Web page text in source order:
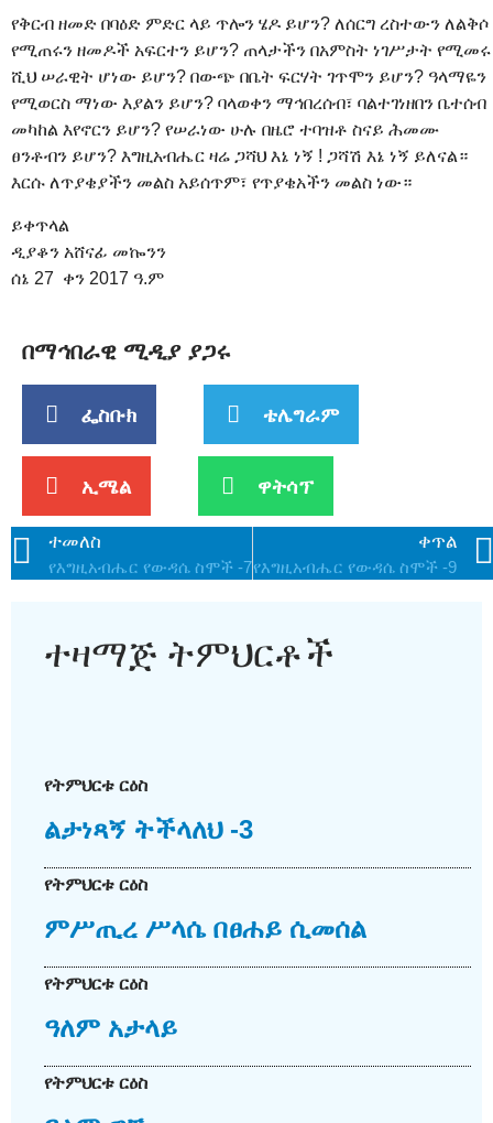
የቅርብ ዘመድ በባዕድ ምድር ላይ ጥሎን ሄዶ ይሆን? ለሰርግ ረስተውን ለልቅሶ
የሚጠሩን ዘመዶች አፍርተን ይሆን? ጠላታችን በአምስት ነገሥታት የሚመሩ
ሺህ ሠራዊት ሆነው ይሆን? በውጭ በቤት ፍርሃት ገጥሞን ይሆን? ዓላማዬን
የሚወርስ ማነው እያልን ይሆን? ባላወቀን ማኅበረሰብ፣ ባልተገነዘበን ቤተሰብ
መካከል እየኖርን ይሆን? የሠራነው ሁሉ በዜሮ ተባዝቶ ስናይ ሕመሙ
ፀንቶብን ይሆን? እግዚአብሔር ዛሬ ጋሻህ እኔ ነኝ ! ጋሻሽ እኔ ነኝ ይለናል።
እርሱ ለጥያቄያችን መልስ አይሰጥም፣ የጥያቄአችን መልስ ነው።
ይቀጥላል
ዲያቆን አሸናፊ መኰንን
ሰኔ 27 ቀን 2017 ዓ.ም
በማኅበራዊ ሚዲያ ያጋሩ
ፌስቡክ ቴሌግራም
ኢሜል ዋትሳፕ
ተመለስ
የእግዚአብሔር የውዳሴ ስሞች -7
ቀጥል
የእግዚአብሔር የውዳሴ ስሞች -9
ተዛማጅ ትምህርቶች
የትምህርቱ ርዕስ
ልታነጻኝ ትችላለህ -3
የትምህርቱ ርዕስ
ምሥጢረ ሥላሴ በፀሐይ ሲመሰል
የትምህርቱ ርዕስ
ዓለም አታላይ
የትምህርቱ ርዕስ